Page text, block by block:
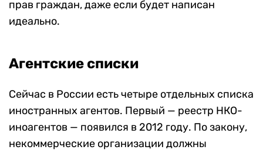
прав граждан, даже если будет написан
идеально.
Агентские списки
Сейчас в России есть четыре отдельных списка
иностранных агентов. Первый — реестр НКО-
иноагентов — появился в 2012 году. По закону,
некоммерческие организации должны